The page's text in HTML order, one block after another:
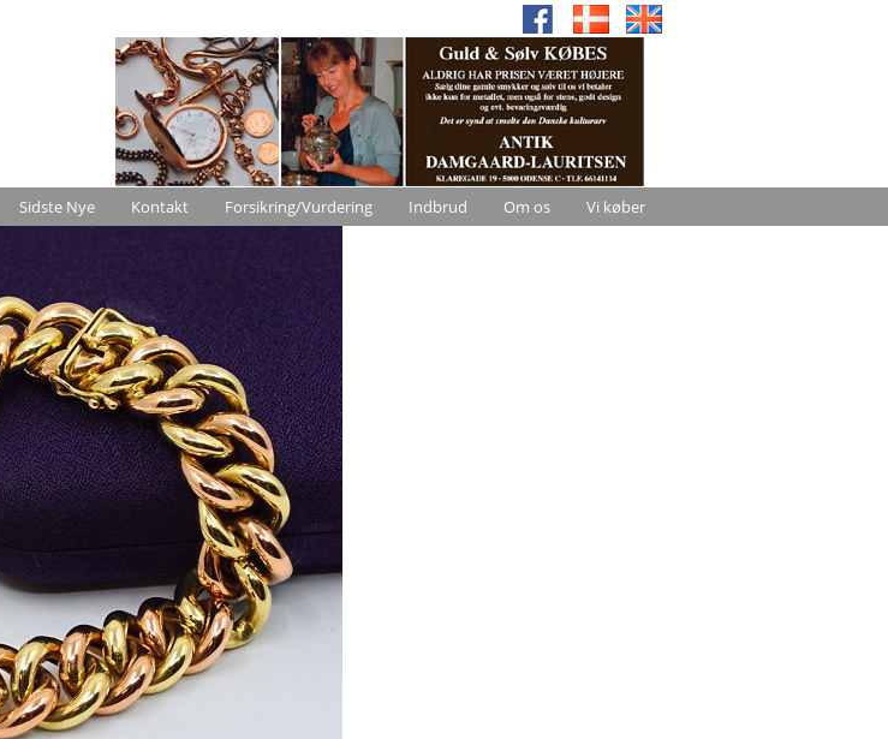
Sidste Nye Kontakt Forsikring/Vurdering Indbrud Om os Vi køber